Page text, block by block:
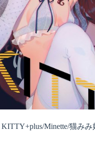
KITTY+plus/Minette/猫みみ